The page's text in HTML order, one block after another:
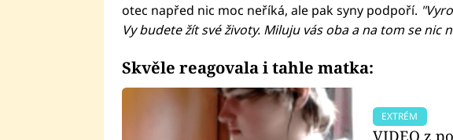
otec napřed nic moc neříká, ale pak syny podpoří.
Vy budete žít své životy. Miluju vás oba a na tom se nic
Skvěle reagovala i tahle matka:
EXTRÉM
VIDEO z